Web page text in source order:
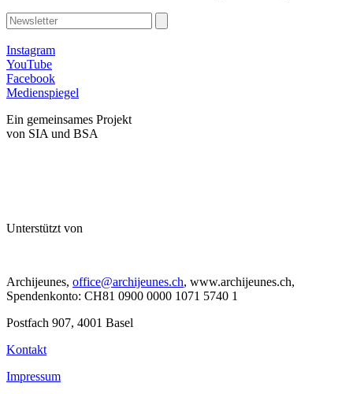
Instagram
YouTube
Facebook
Medienspiegel
Ein gemeinsames Projekt
von SIA und BSA
Unterstützt von
Archijeunes, office@archijeunes.ch, www.archijeunes.ch,
Spendenkonto: CH81 0900 0000 1071 5740 1
Postfach 907, 4001 Basel
Kontakt
Impressum